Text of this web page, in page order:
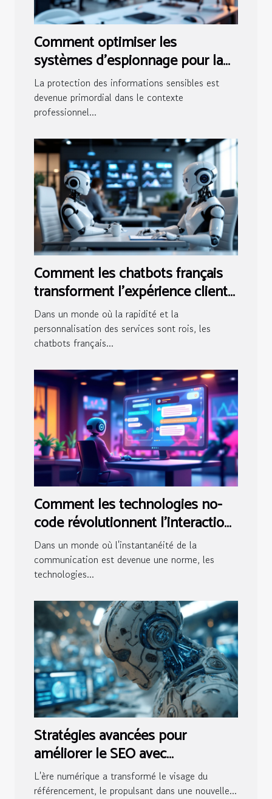
Comment optimiser les
systèmes d'espionnage pour la
sécurité des entreprises
La protection des informations sensibles est
devenue primordial dans le contexte
professionnel...
Comment les chatbots français
transforment l'expérience client
dans le secteur des services
Dans un monde où la rapidité et la
personnalisation des services sont rois, les
chatbots français...
Comment les technologies no-
code révolutionnent l'interaction
client avec les chatbots
Dans un monde où l'instantanéité de la
communication est devenue une norme, les
technologies...
Stratégies avancées pour
améliorer le SEO avec
l'intelligence artificielle
L'ère numérique a transformé le visage du
référencement, le propulsant dans une nouvelle...